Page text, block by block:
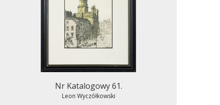
Nr Katalogowy 61.
Leon Wyczółkowski